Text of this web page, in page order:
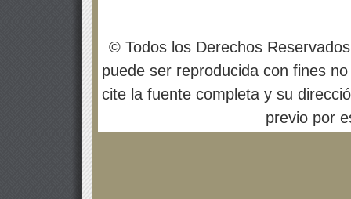
© Todos los Derechos
puede ser reproducida con fines
cite la fuente completa y su
previo por